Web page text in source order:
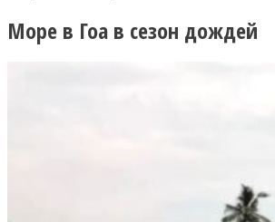
Море в Гоа в сезон дождей